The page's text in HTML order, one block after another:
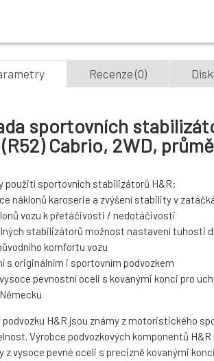
Recenze (0)
sportovních
Cabrio, 2WD,
použití sportovních stabilizátorů H&R:
náklonů karoserie a zvýšení stability v
vozu k přetáčivosti / nedotáčivosti
stabilizátorů možnost nastavení tuhosti
komfortu vozu
s originálním i sportovním podvozkem
pevnostní oceli s kovanými konci pro
H&R jsou známy z motoristického
Výrobce podvozkových komponentů
z vysoce pevné oceli s precizně kovanými